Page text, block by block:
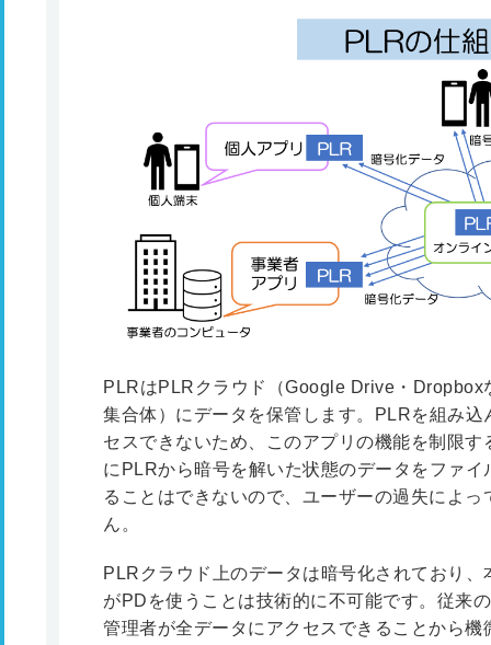
PLRはPLRクラウド（Google Drive・Dropbox
集合体）にデータを保管します。PLRを組み
セスできないため、このアプリの機能を制限
にPLRから暗号を解いた状態のデータをファ
ることはできないので、ユーザーの過失によ
ん。
PLRクラウド上のデータは暗号化されており
がPDを使うことは技術的に不可能です。従来
管理者が全データにアクセスできることから